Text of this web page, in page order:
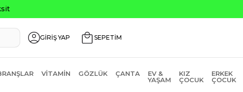
GİRİŞ YAP SEPETİM
VITAMIN GÖZLÜK ÇANTA
EV &
YAŞAM
KIZ
ÇOCUK
ERKEK
ÇOCUK